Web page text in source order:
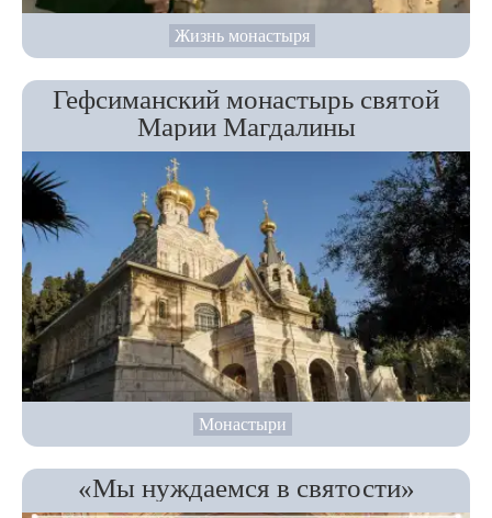
Жизнь монастыря
Гефсиманский монастырь святой
Марии Магдалины
Монастыри
«Мы нуждаемся в святости»